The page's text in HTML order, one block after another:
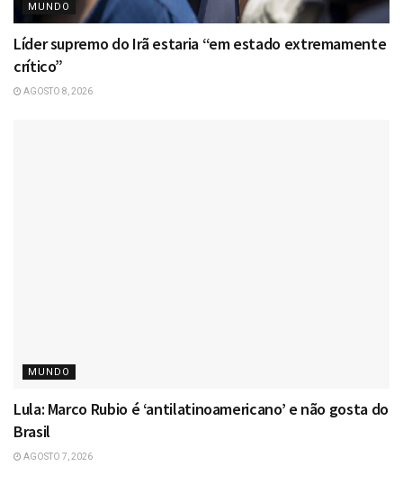
MUNDO
Líder supremo do Irã estaria “em estado extremamente
crítico”
AGOSTO 8, 2026
MUNDO
Lula: Marco Rubio é ‘antilatinoamericano’ e não gosta do
Brasil
AGOSTO 7, 2026